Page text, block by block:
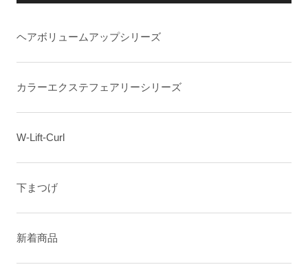
ヘアボリュームアップシリーズ
カラーエクステフェアリーシリーズ
W-Lift-Curl
下まつげ
新着商品